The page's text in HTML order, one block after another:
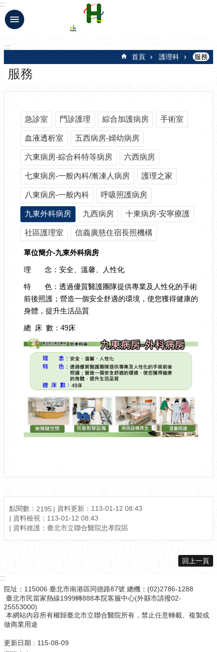
跳到主要內容區塊
:::
:::
首頁 護理科 服務
服務
急診室 門診護理 綜合加護病房 手術室
血液透析室 五西病房-婦幼病房
六東病房-綜合科特等病房 六西病房
七東病房-一般內科/漸凍人病房 護理之家
八東病房-一般內科 呼吸照護病房
九東外科病房 九西病房 十東病房-安寧療護
社區護理室 信義廣慈住宿長照機構
單位簡介-九東外科病房
理 念：安全、溫馨、人性化
特 色：透過優質醫護團隊提供專業及人性化的手術
前後照護；營造一個安全舒適的環境，使您獲得健康的
身體，提升生活品質
總 床 數：49床
點閱數： 2195 資料更新： 113-01-12 08:43
資料檢視： 113-01-12 08:43
資料維護： 臺北市立聯合醫院忠孝院區
回上一頁
:::
院址：115006 臺北市南港區同德路87號 總機：(02)2786-1288
臺北市民當家熱線1999轉888本院客服中心(外縣市請撥02-
25553000)
本網站內容所有權歸臺北市立聯合醫院所有，禁止任意轉載、複製或
做商業用途
更新日期
115-08-09